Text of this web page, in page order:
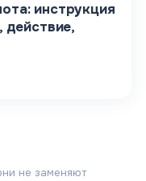
инструкция
действие,
не заменяют